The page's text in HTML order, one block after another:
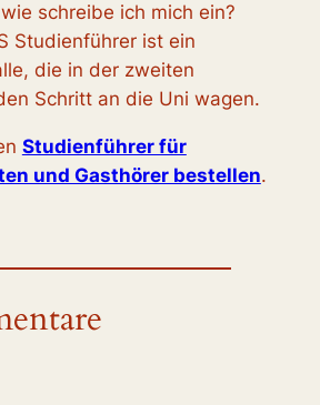
schreibe ich mich ein?
Studienführer ist ein
die in der zweiten
Schritt an die Uni wagen.
Studienführer für
und Gasthörer bestellen.